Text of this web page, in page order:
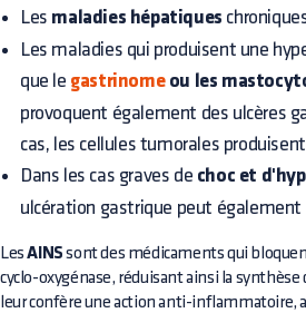
Les maladies hépatiques
Les maladies qui produisent une
que le gastrinomeou les
provoquent également des ulcères
cas, les cellules tumorales
Dans les cas graves de choc et
ulcération gastrique peut également
LesAINS sont des médicaments qui
cyclo-oxygénase, réduisant ainsi la synthèse
leur confère une action anti-inflammatoire,